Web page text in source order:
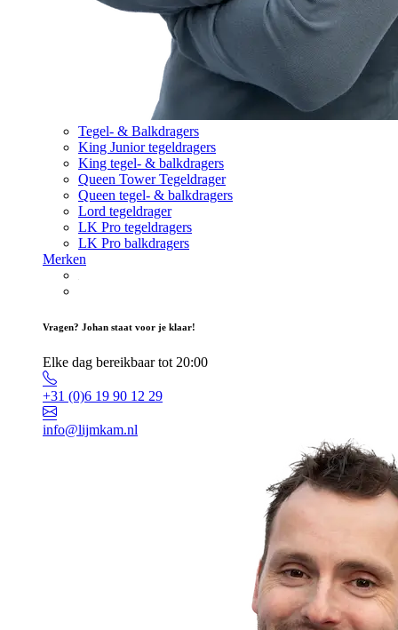
Tegel- & Balkdragers
King Junior tegeldragers
King tegel- & balkdragers
Queen Tower Tegeldrager
Queen tegel- & balkdragers
Lord tegeldrager
LK Pro tegeldragers
LK Pro balkdragers
Merken
Vragen? Johan staat voor je klaar!
Elke dag bereikbaar tot 20:00
+31 (0)6 19 90 12 29
info@lijmkam.nl